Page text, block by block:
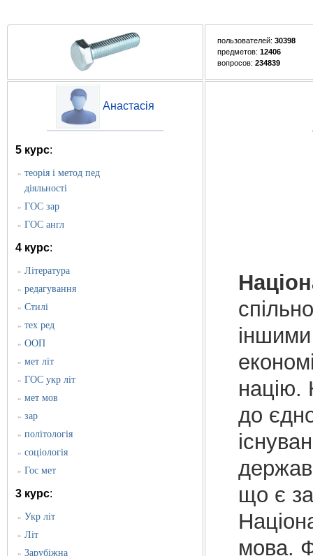
пользователей: 30398
предметов: 12406
вопросов: 234839
Анастасія
5 курс:
» теорія і метод пед
діяльності
» ГОС зар
» ГОС англ
4 курс:
» Література
» редагування
» Стилі
» тех ред
» ООП
» мет літ
» ГОС укр літ
» мет мов
» зар
» політологія
» соціологія
» Гос мет
3 курс:
» Укр літ
» Літ
» Зарубіжна
націю.
до
що є
мова.